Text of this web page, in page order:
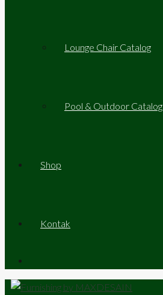
Lounge Chair Catalog
Pool & Outdoor Catalog
Shop
Kontak